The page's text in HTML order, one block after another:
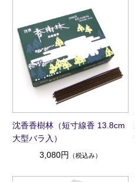
沈香香樹林（短寸線香 13.8cm
大型バラ入）
3,080円
（税込み）